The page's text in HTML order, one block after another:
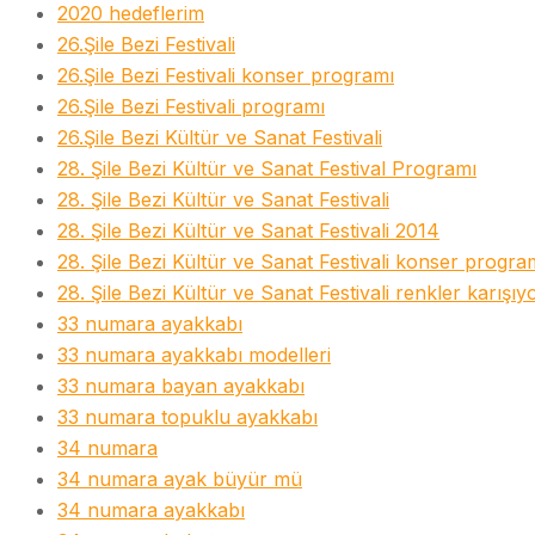
2020 hedeflerim
26.Şile Bezi Festivali
26.Şile Bezi Festivali konser programı
26.Şile Bezi Festivali programı
26.Şile Bezi Kültür ve Sanat Festivali
28. Şile Bezi Kültür ve Sanat Festival Programı
28. Şile Bezi Kültür ve Sanat Festivali
28. Şile Bezi Kültür ve Sanat Festivali 2014
28. Şile Bezi Kültür ve Sanat Festivali konser
28. Şile Bezi Kültür ve Sanat Festivali renkler
33 numara ayakkabı
33 numara ayakkabı modelleri
33 numara bayan ayakkabı
33 numara topuklu ayakkabı
34 numara
34 numara ayak büyür mü
34 numara ayakkabı